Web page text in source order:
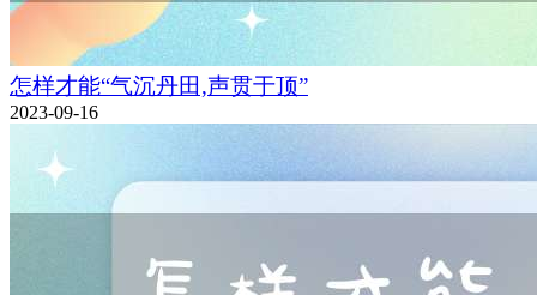
怎样才能“气沉丹田,声贯于顶”
2023-09-16